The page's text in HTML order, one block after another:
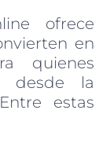
ofrece
en
quienes
desde la
estas